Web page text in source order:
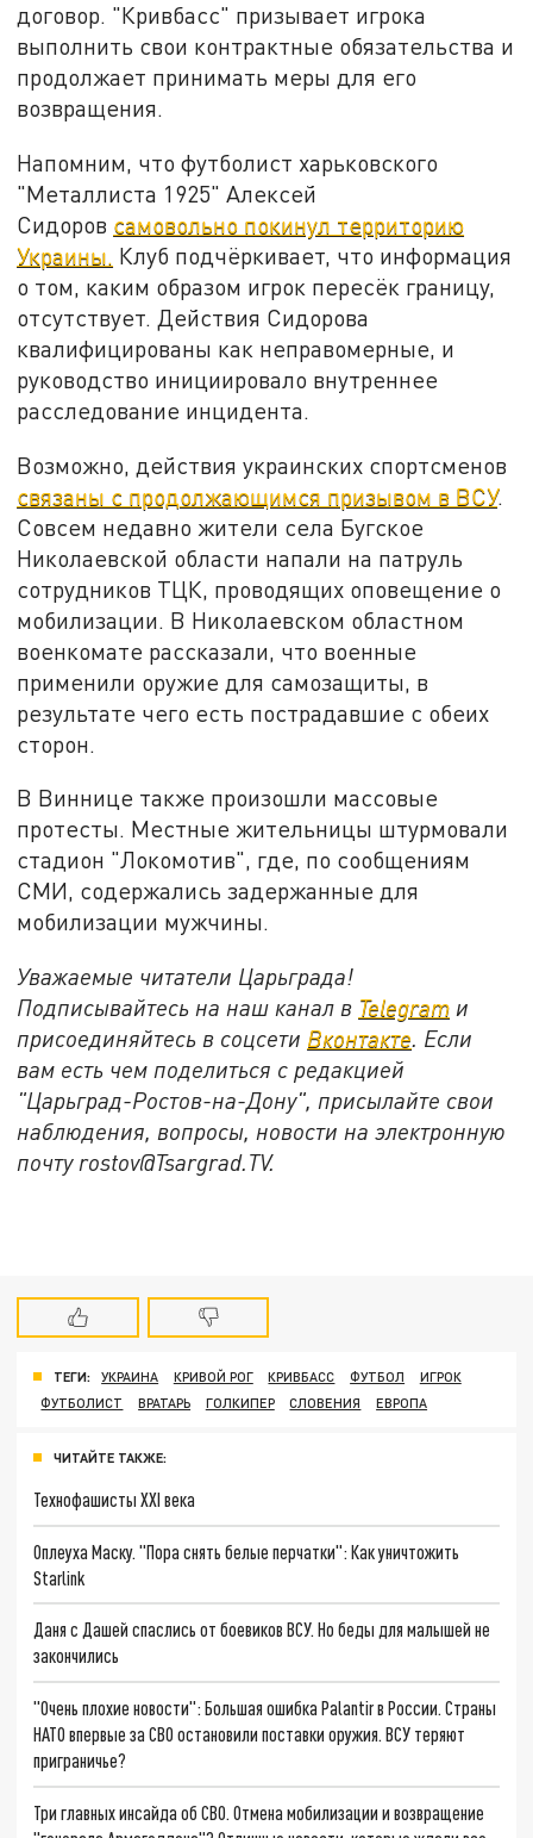
договор. "Кривбасс" призывает игрока
выполнить свои контрактные обязательства и
продолжает принимать меры для его
возвращения.
Напомним, что футболист харьковского
"Металлиста 1925" Алексей
Сидоров самовольно покинул территорию
Украины. Клуб подчёркивает, что информация
о том, каким образом игрок пересёк границу,
отсутствует. Действия Сидорова
квалифицированы как неправомерные, и
руководство инициировало внутреннее
расследование инцидента.
Возможно, действия украинских спортсменов
связаны с продолжающимся призывом в ВСУ.
Совсем недавно жители села Бугское
Николаевской области напали на патруль
сотрудников ТЦК, проводящих оповещение о
мобилизации. В Николаевском областном
военкомате рассказали, что военные
применили оружие для самозащиты, в
результате чего есть пострадавшие с обеих
сторон.
В Виннице также произошли массовые
протесты. Местные жительницы штурмовали
стадион "Локомотив", где, по сообщениям
СМИ, содержались задержанные для
мобилизации мужчины.
Уважаемые читатели Царьграда!
Подписывайтесь на наш канал в Telegram и
присоединяйтесь в соцсети Вконтакте. Если
вам есть чем поделиться с редакцией
"Царьград-Ростов-на-Дону", присылайте свои
наблюдения, вопросы, новости на электронную
почту rostov@Tsargrad.ТV.
ТЕГИ: УКРАИНА КРИВОЙ РОГ КРИВБАСС ФУТБОЛ
ИГРОК
ФУТБОЛИСТ
ВРАТАРЬ ГОЛКИПЕР СЛОВЕНИЯ ЕВРОПА
ЧИТАЙТЕ ТАКЖЕ:
Технофашисты XXI века
Оплеуха Маску. "Пора снять белые перчатки": Как уничтожить
Starlink
Даня с Дашей спаслись от боевиков ВСУ. Но беды для малышей не
закончились
"Очень плохие новости": Большая ошибка Palantir в России. Страны
НАТО впервые за СВО остановили поставки оружия. ВСУ теряют
приграничье?
Три главных инсайда об СВО. Отмена мобилизации и возвращение